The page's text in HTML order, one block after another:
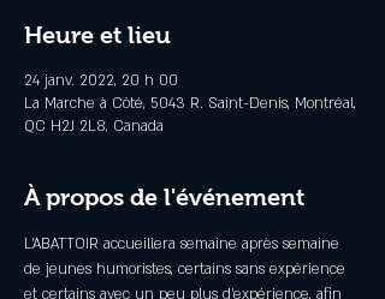
Heure et lieu
24 janv. 2022, 20 h 00
La Marche à Côté, 5043 R. Saint-Denis, Montréal,
QC H2J 2L8, Canada
À propos de l'événement
L'ABATTOIR accueillera semaine après semaine
de jeunes humoristes, certains sans expérience
et certains avec un peu plus d'expérience, afin